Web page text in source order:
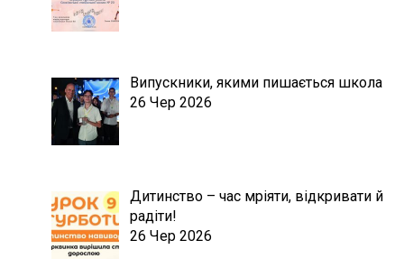
Випускники, якими пишається школа
26 Чер 2026
Дитинство – час мріяти, відкривати й
радіти!
26 Чер 2026